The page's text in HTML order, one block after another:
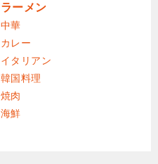
ラーメン
中華
カレー
イタリアン
韓国料理
焼肉
海鮮